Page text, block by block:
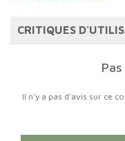
CRITIQUES
Il n'y a pas d'avis sur ce